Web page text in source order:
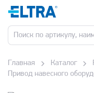
Главная Каталог
Привод навесного